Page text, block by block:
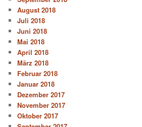
August 2018
Juli 2018
Juni 2018
Mai 2018
April 2018
März 2018
Februar 2018
Januar 2018
Dezember 2017
November 2017
Oktober 2017